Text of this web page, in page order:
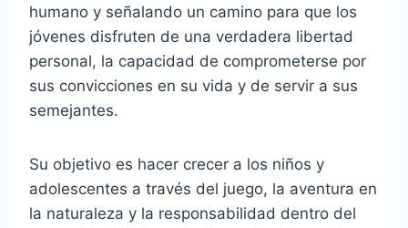
humano y señalando un camino para que los
jóvenes disfruten de una verdadera libertad
personal, la capacidad de comprometerse por
sus convicciones en su vida y de servir a sus
semejantes.
Su objetivo es hacer crecer a los niños y
adolescentes a través del juego, la aventura en
la naturaleza y la responsabilidad dentro del